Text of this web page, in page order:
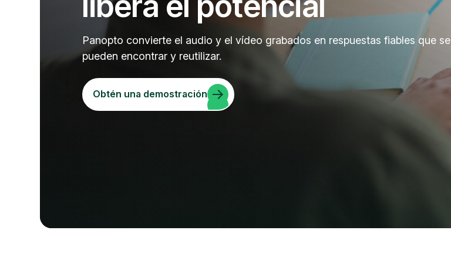
Panopto convierte el audio y el vídeo grabados en respuestas fiables que se
pueden encontrar y reutilizar.
Obtén una demostración